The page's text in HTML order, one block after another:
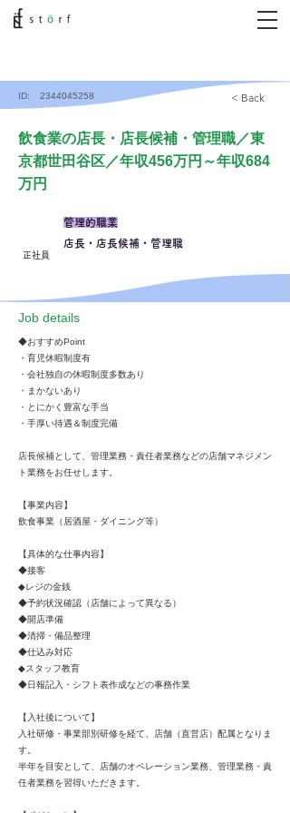
ID: 2344045258 < Back
飲食業の店長・店長候補・管理職／東
京都世田谷区／年収456万円～年収684
万円
正社員
管理的職業
店長・店長候補・管理職
​Job details
◆おすすめPoint
・育児休暇制度有
・会社独自の休暇制度多数あり
・まかないあり
・とにかく豊富な手当
・手厚い待遇＆制度完備
店長候補として、管理業務・責任者業務などの店舗マネジメン
ト業務をお任せします。
【事業内容】
飲食事業（居酒屋・ダイニング等）
【具体的な仕事内容】
◆接客
◆レジの金銭
◆予約状況確認（店舗によって異なる）
◆開店準備
◆清掃・備品整理
◆仕込み対応
◆スタッフ教育
◆日報記入・シフト表作成などの事務作業
【入社後について】
入社研修・事業部別研修を経て、店舗（直営店）配属となりま
す。
半年を目安として、店舗のオペレーション業務、管理業務・責
任者業務を習得いただきます。